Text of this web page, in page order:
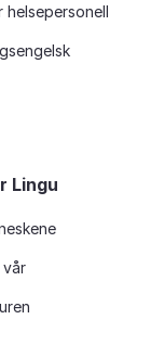
helsepersonell
Lingu
vår